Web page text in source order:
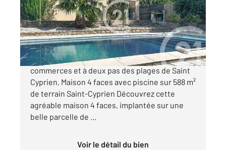
Maison à vendre
380 000 €
A VENDRE - SAINT CYPRIEN 66750 Proche des
commerces et à deux pas des plages de Saint
Cyprien. Maison 4 faces avec piscine sur 588 m²
de terrain Saint-Cyprien Découvrez cette
agréable maison 4 faces, implantée sur une
belle parcelle de ...
Voir le détail du bien